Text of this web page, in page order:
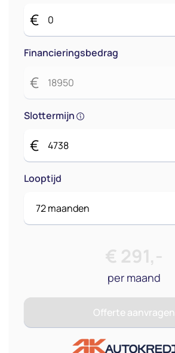
€
Financieringsbedrag
€
Slottermijn
€
Looptijd
€ 291,-
per maand
Offerte aanvragen